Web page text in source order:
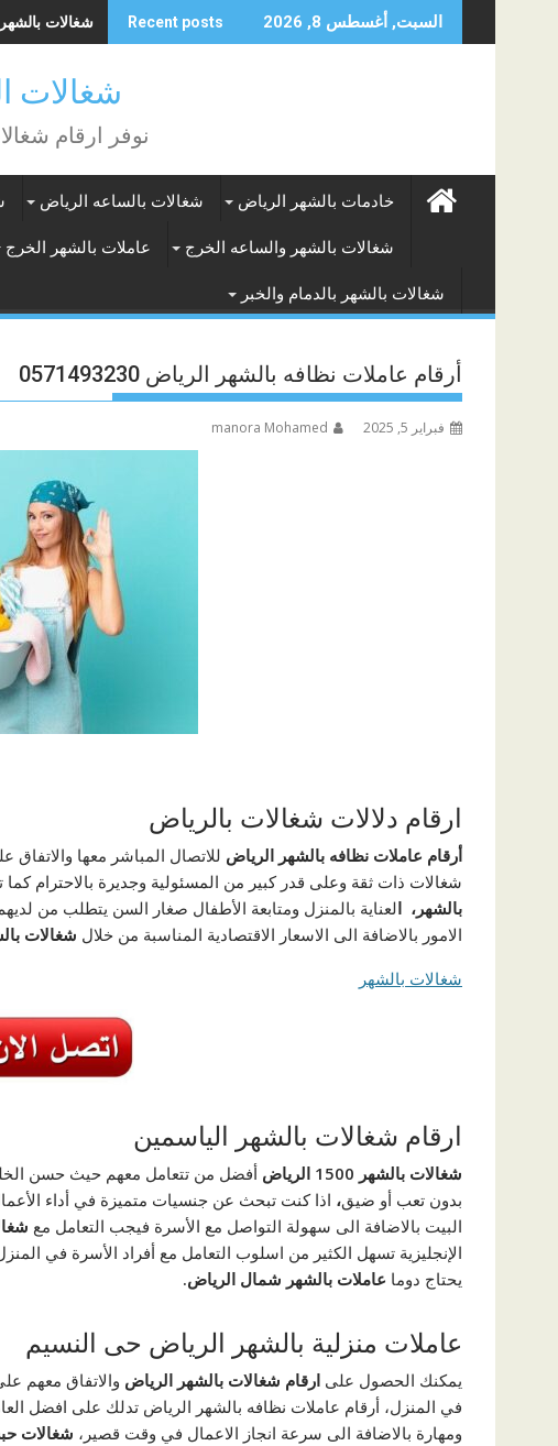
to
السبت, أغسطس 8, 2026 Recent posts شغالات بالشهر 1500 المدينة المنورة 0590265327
شغالات الرياض
نوفر ارقام
خادمات بالشهر الرياض شغالات بالساعه الرياض
شغالات بالشهر والساعه الخرج عاملات بالشهر الخرج
شغالات بالشهر بالدمام والخبر
أرقام عاملات نظافه بالشهر الرياض 0571493230
فبراير 5, 2025 manora Mohamed
ارقام دلالات شغالات بالرياض
أرقام عاملات نظافه بالشهر الرياض للاتصال المباشر معها والاتفاق
شغالات ذات ثقة وعلى قدر كبير من المسئولية وجديرة بالاحترام كما
بالشهر، العناية بالمنزل ومتابعة الأطفال صغار السن يتطلب من
الامور بالاضافة الى الاسعار الاقتصادية المناسبة من خلال شغالات
شغالات بالشهر
ارقام شغالات بالشهر الياسمين
شغالات بالشهر 1500 الرياض
أفضل من تتعامل معهم حيث حسن
بدون تعب أو ضيق، اذا كنت تبحث عن جنسيات متميزة في أداء
البيت بالاضافة الى سهولة التواصل مع الأسرة فيجب التعامل مع
الإنجليزية تسهل الكثير من اسلوب التعامل مع أفراد الأسرة في
يحتاج دوما عاملات بالشهر شمال الرياض.
عاملات منزلية بالشهر الرياض حى النسيم
يمكنك الحصول على ارقام شغالات بالشهر الرياض والاتفاق معهم
في المنزل، أرقام عاملات نظافه بالشهر الرياض تدلك على افضل
ومهارة بالاضافة الى سرعة انجاز الاعمال في وقت قصير، شغالات